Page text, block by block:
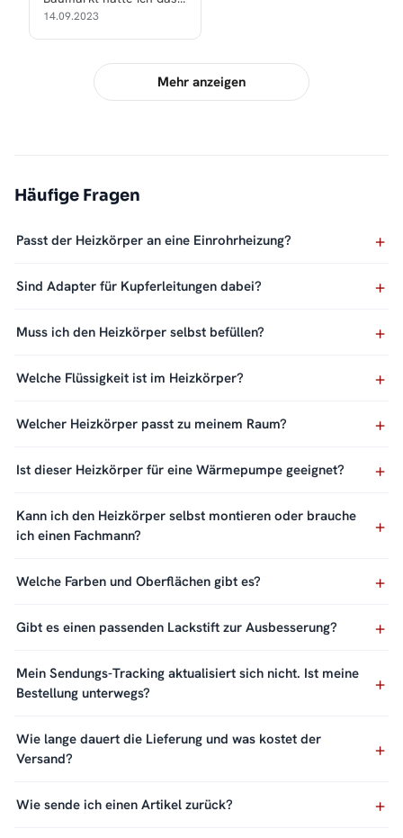
doppelte oder dreifache
bezahlt!
14.09.2023
Mehr anzeigen
Häufige Fragen
Passt der Heizkörper an eine Einrohrheizung?
Sind Adapter für Kupferleitungen dabei?
Muss ich den Heizkörper selbst befüllen?
Welche Flüssigkeit ist im Heizkörper?
Welcher Heizkörper passt zu meinem Raum?
Ist dieser Heizkörper für eine Wärmepumpe geeignet?
Kann ich den Heizkörper selbst montieren oder brauche
ich einen Fachmann?
Welche Farben und Oberflächen gibt es?
Gibt es einen passenden Lackstift zur Ausbesserung?
Mein Sendungs-Tracking aktualisiert sich nicht. Ist meine
Bestellung unterwegs?
Wie lange dauert die Lieferung und was kostet der
Versand?
Wie sende ich einen Artikel zurück?